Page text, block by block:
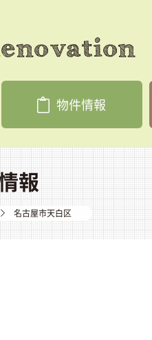
物件情報
報
名古屋市天白区